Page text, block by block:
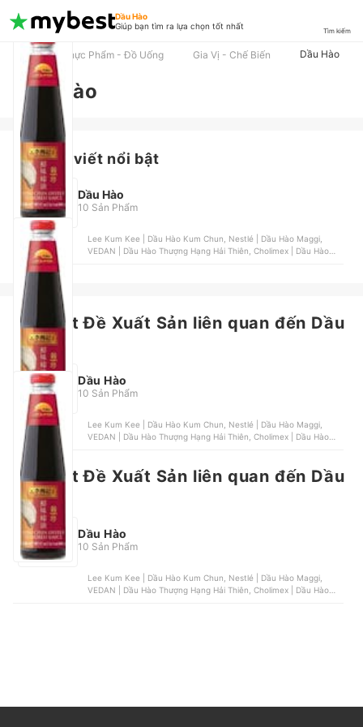
Dầu Hào
Giúp bạn tìm ra lựa chọn tốt nhất
Tìm kiếm
TOP Thực Phẩm - Đồ Uống Gia Vị - Chế Biến Dầu Hào
Dầu Hào
Các bài viết nổi bật
Dầu Hào
10 Sản Phẩm
Lee Kum Kee | Dầu Hào Kum Chun, Nestlé | Dầu Hào Maggi,
VEDAN | Dầu Hào Thượng Hạng Hải Thiên, Cholimex | Dầu Hào
Mới nhất
Bài Viết Đề Xuất Sản liên quan đến Dầu
Hào
Dầu Hào
10 Sản Phẩm
Lee Kum Kee | Dầu Hào Kum Chun, Nestlé | Dầu Hào Maggi,
VEDAN | Dầu Hào Thượng Hạng Hải Thiên, Cholimex | Dầu Hào
Nổi bật
Bài Viết Đề Xuất Sản liên quan đến Dầu
Hào
Dầu Hào
10 Sản Phẩm
Lee Kum Kee | Dầu Hào Kum Chun, Nestlé | Dầu Hào Maggi,
VEDAN | Dầu Hào Thượng Hạng Hải Thiên, Cholimex | Dầu Hào